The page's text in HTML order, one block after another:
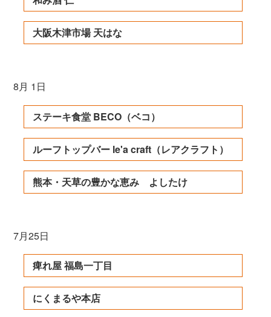
大阪木津市場 天はな
8月 1日
ステーキ食堂 BECO（ベコ）
ルーフトップバー le'a craft（レアクラフト）
熊本・天草の豊かな恵み よしたけ
7月25日
痺れ屋 福島一丁目
にくまるや本店